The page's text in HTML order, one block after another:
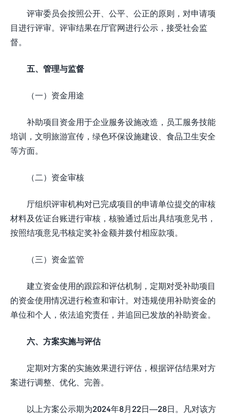
评审委员会按照公开、公平、公正的原则，对申请项
目进行评审。评审结果在厅官网进行公示，接受社会监
督。
五、管理与监督
（一）资金用途
补助项目资金用于企业服务设施改造，员工服务技能
培训，文明旅游宣传，绿色环保设施建设、食品卫生安全
等方面。
（二）资金审核
厅组织评审机构对已完成项目的申请单位提交的审核
材料及佐证台账进行审核，核验通过后出具结项意见书，
按照结项意见书核定奖补金额并拨付相应款项。
（三）资金监管
建立资金使用的跟踪和评估机制，定期对受补助项目
的资金使用情况进行检查和审计。对违规使用补助资金的
单位和个人，依法追究责任，并追回已发放的补助资金。
六、方案实施与评估
定期对方案的实施效果进行评估，根据评估结果对方
案进行调整、优化、完善。
以上方案公示期为2024年8月22日—28日。凡对该方